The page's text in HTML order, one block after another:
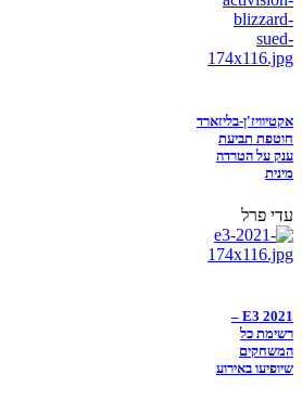
אקטיוויז'ן-בליזארד
חוטפת תביעת
ענק על הטרדה
מינית
עדי פרל
E3 2021 –
רשימת כל
המשחקים
שיופיעו באירוע